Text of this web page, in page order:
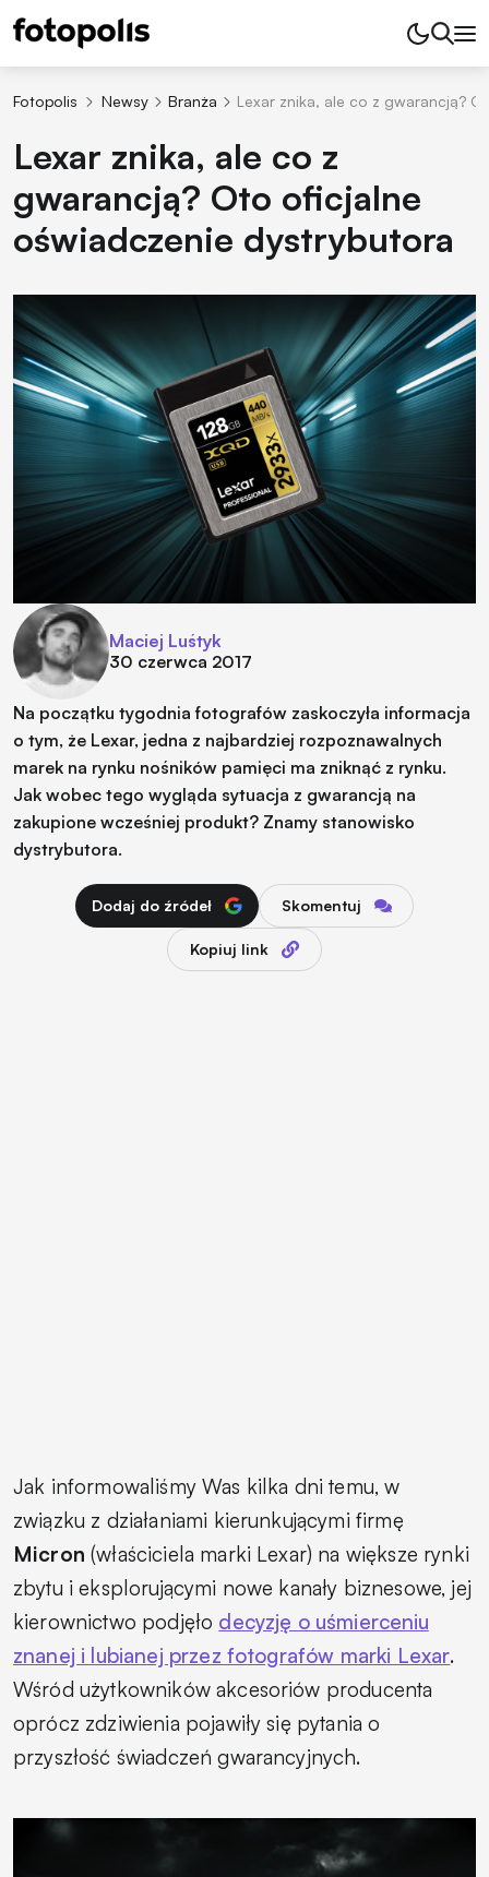
Fotopolis Newsy Branża Lexar znika, ale co z gwarancją?
Lexar znika, ale co z
gwarancją? Oto oficjalne
oświadczenie dystrybutora
Maciej Luśtyk
30 czerwca 2017
Na początku tygodnia fotografów zaskoczyła informacja
o tym, że Lexar, jedna z najbardziej rozpoznawalnych
marek na rynku nośników pamięci ma zniknąć z rynku.
Jak wobec tego wygląda sytuacja z gwarancją na
zakupione wcześniej produkt? Znamy stanowisko
dystrybutora.
Dodaj do źródeł Skomentuj
Kopiuj link
Jak informowaliśmy Was kilka dni temu, w
związku z działaniami kierunkującymi firmę
Micron (właściciela marki Lexar) na większe rynki
zbytu i eksplorującymi nowe kanały biznesowe, jej
kierownictwo podjęło decyzję o uśmierceniu
znanej i lubianej przez fotografów marki Lexar.
Wśród użytkowników akcesoriów producenta
oprócz zdziwienia pojawiły się pytania o
przyszłość świadczeń gwarancyjnych.